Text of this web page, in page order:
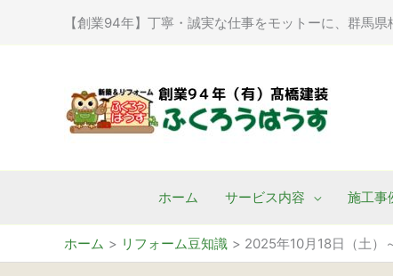
【創業94年】丁寧・誠実な仕事をモットーに、群馬
ホーム サービス内容 施工事
ホーム リフォーム豆知識 2025年10月18日（土）